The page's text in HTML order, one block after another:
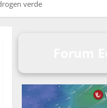
verde